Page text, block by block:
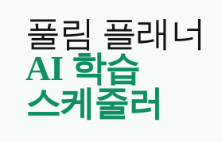
풀림 플래너
AI 학습
스케줄러